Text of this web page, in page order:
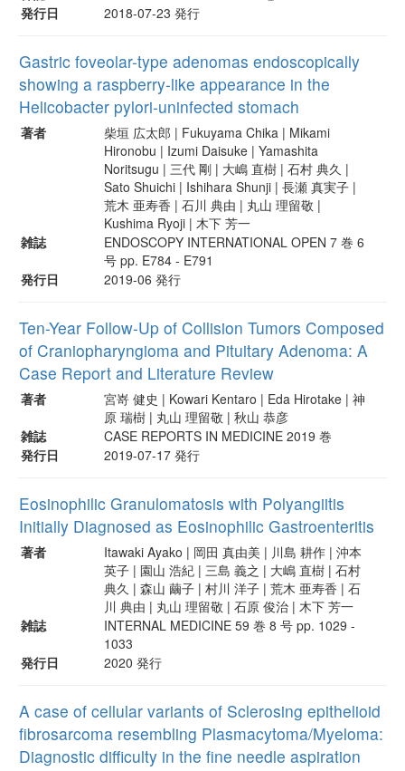
発行日
2018-07-23 発行
Gastric foveolar-type adenomas endoscopically
showing a raspberry-like appearance in the
Helicobacter pylori-uninfected stomach
著者
柴垣 広太郎 | Fukuyama Chika | Mikami
Hironobu | Izumi Daisuke | Yamashita
Noritsugu | 三代 剛 | 大嶋 直樹 | 石村 典久 |
Sato Shuichi | Ishihara Shunji | 長瀬 真実子 |
荒木 亜寿香 | 石川 典由 | 丸山 理留敬 |
Kushima Ryoji | 木下 芳一
雑誌
ENDOSCOPY INTERNATIONAL OPEN 7 巻 6
号 pp. E784 - E791
発行日
2019-06 発行
Ten-Year Follow-Up of Collision Tumors Composed
of Craniopharyngioma and Pituitary Adenoma: A
Case Report and Literature Review
著者
宮嵜 健史 | Kowari Kentaro | Eda Hirotake | 神
原 瑞樹 | 丸山 理留敬 | 秋山 恭彦
雑誌
CASE REPORTS IN MEDICINE 2019 巻
発行日
2019-07-17 発行
Eosinophilic Granulomatosis with Polyangiitis
Initially Diagnosed as Eosinophilic Gastroenteritis
著者
Itawaki Ayako | 岡田 真由美 | 川島 耕作 | 沖本
英子 | 園山 浩紀 | 三島 義之 | 大嶋 直樹 | 石村
典久 | 森山 繭子 | 村川 洋子 | 荒木 亜寿香 | 石
川 典由 | 丸山 理留敬 | 石原 俊治 | 木下 芳一
雑誌
INTERNAL MEDICINE 59 巻 8 号 pp. 1029 -
1033
発行日
2020 発行
A case of cellular variants of Sclerosing epithelioid
fibrosarcoma resembling Plasmacytoma/Myeloma:
Diagnostic difficulty in the fine needle aspiration